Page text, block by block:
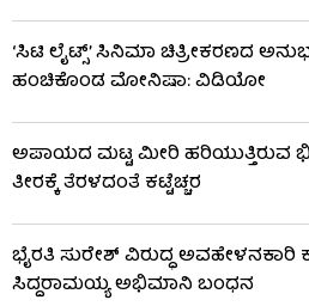
‘ಸಿಟಿ ಲೈಟ್ಸ್’ ಸಿನಿಮಾ ಚಿತ್ರೀಕರಣದ
ಹಂಚಿಕೊಂಡ ಮೋನಿಷಾ: ವಿಡಿಯೋ
ಅಪಾಯದ ಮಟ್ಟ ಮೀರಿ ಹರಿಯುತ್ತಿರುವ
ತೀರಕ್ಕೆ ತೆರಳದಂತೆ ಕಟ್ಟೆಚ್ಚರ
ಭೈರತಿ ಸುರೇಶ್ ವಿರುದ್ಧ
ಸಿದ್ದರಾಮಯ್ಯ ಅಭಿಮಾನಿ ಬಂಧನ